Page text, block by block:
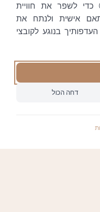
אנו משתמשים בקובצי Cookie כדי לשפר את חוויית
אישית ולנתח את
בנוגע לקובצי
דחה הכול